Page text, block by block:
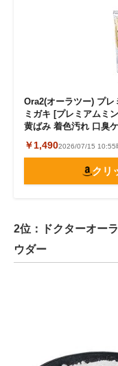
Ora2(オーラツー) プ
ミガキ [プレミアムミ
黄ばみ 着色汚れ 口臭
￥1,4902026/07/15 10:55
クリ
2位：ドクターオー
ウダー